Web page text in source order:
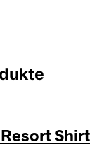
Shirt